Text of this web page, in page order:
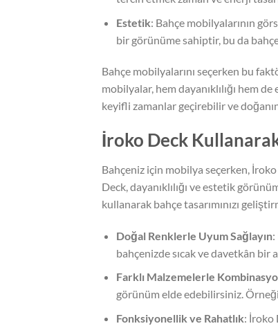
Estetik: Bahçe mobilyalarının
bir görünüme sahiptir, bu da
Bahçe mobilyalarını seçerken bu
mobilyalar, hem dayanıklılığı hem
keyifli zamanlar geçirebilir ve
İroko Deck Kullanarak
Bahçeniz için mobilya seçerken,
Deck, dayanıklılığı ve estetik
kullanarak bahçe tasarımınızı
Doğal Renklerle Uyum Sağlayın:
bahçenizde sıcak ve davetkân
Farklı Malzemelerle
görünüm elde edebilirsiniz.
Fonksiyonellik ve Rahatlık: İroko